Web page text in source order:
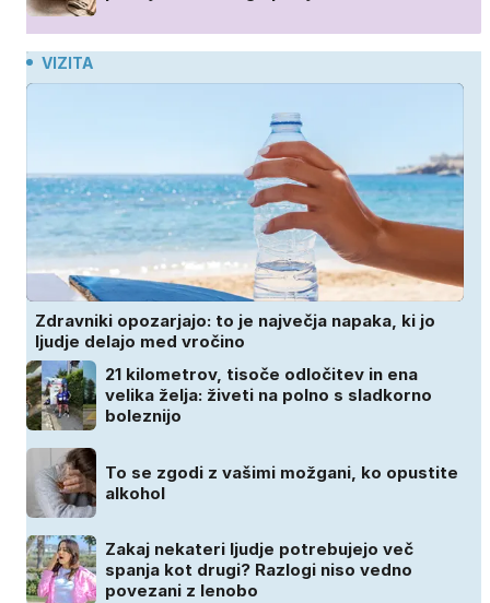
VIZITA
Zdravniki opozarjajo: to je največja napaka, ki jo
ljudje delajo med vročino
21 kilometrov, tisoče odločitev in ena
velika želja: živeti na polno s sladkorno
boleznijo
To se zgodi z vašimi možgani, ko opustite
alkohol
Zakaj nekateri ljudje potrebujejo več
spanja kot drugi? Razlogi niso vedno
povezani z lenobo